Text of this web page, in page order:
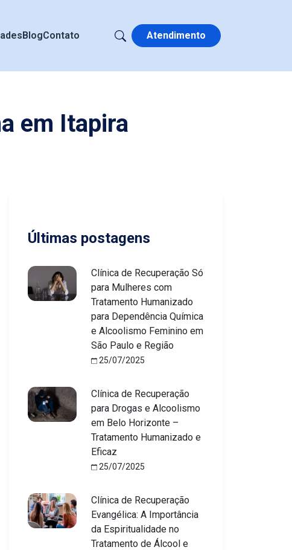
BlogContato Atendimento
em Itapira
Últimas postagens
Clínica de Recuperação Só
para Mulheres com
Tratamento Humanizado
para Dependência Química
e Alcoolismo Feminino em
São Paulo e Região
25/07/2025
Clínica de Recuperação
para Drogas e Alcoolismo
em Belo Horizonte –
Tratamento Humanizado e
Eficaz
25/07/2025
Clínica de Recuperação
Evangélica: A Importância
da Espiritualidade no
Tratamento de Álcool e